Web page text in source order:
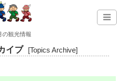
の観光情報
イブ [Topics Archive]